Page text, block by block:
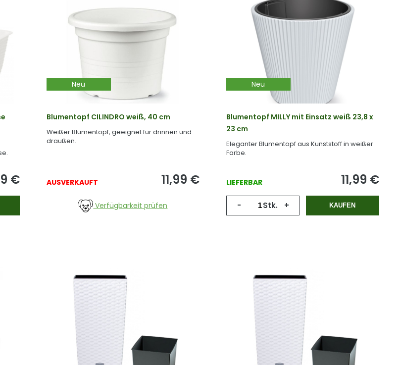
€
Neu
Blumentopf CILINDRO weiß, 40 cm
Weißer Blumentopf, geeignet für drinnen und
draußen.
AUSVERKAUFT 11,99 €
Verfügbarkeit prüfen
Neu
Blumentopf MILLY mit Einsatz weiß 23,8 x
23 cm
Eleganter Blumentopf aus Kunststoff in weißer
Farbe.
LIEFERBAR 11,99 €
- Stk. + KAUFEN